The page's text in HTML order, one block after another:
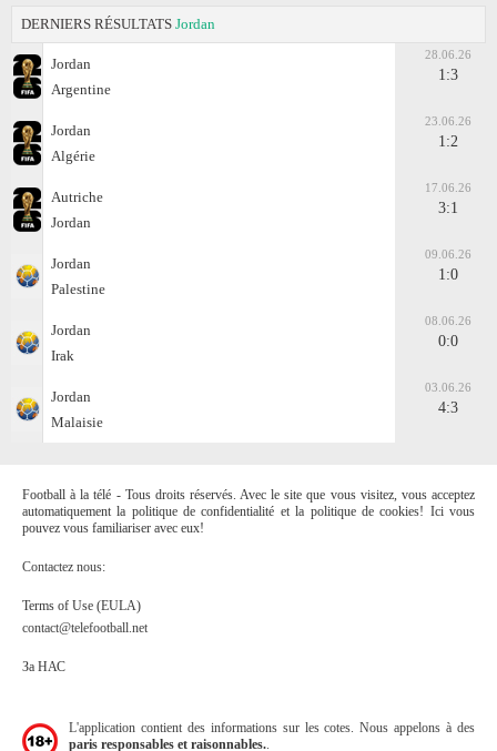
DERNIERS RÉSULTATS Jordan
Jordan
Argentine
28.06.26
1:3
Jordan
Algérie
23.06.26
1:2
Autriche
Jordan
17.06.26
3:1
Jordan
Palestine
09.06.26
1:0
Jordan
Irak
08.06.26
0:0
Jordan
Malaisie
03.06.26
4:3
Football à la télé - Tous droits réservés. Avec le site que vous visitez, vous acceptez
automatiquement la politique de confidentialité et la politique de cookies! Ici vous
pouvez vous familiariser avec eux!
Contactez nous:
Terms of Use (EULA)
contact@telefootball.net
За НАС
L'application contient des informations sur les cotes. Nous appelons à des
paris responsables et raisonnables.